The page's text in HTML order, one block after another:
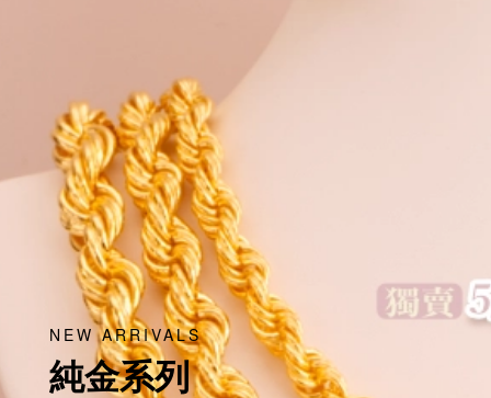
NEW ARRIVALS
純金系列